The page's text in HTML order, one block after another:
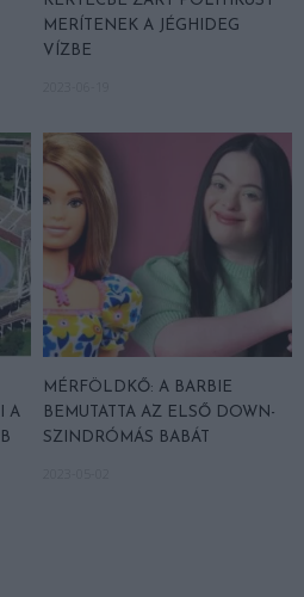
MERÍTENEK A JÉGHIDEG
VÍZBE
A
MÉRFÖLDKŐ: A BARBIE
BEMUTATTA AZ ELSŐ DOWN-
SZINDRÓMÁS BABÁT